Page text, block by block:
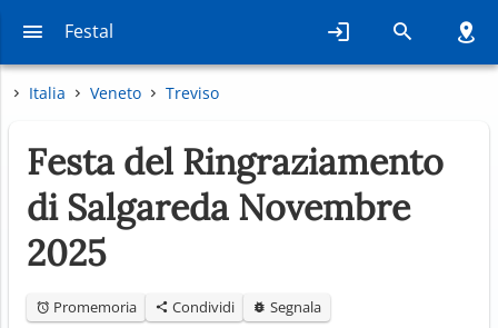
Festal
Italia Veneto Treviso
Festa del Ringraziamento
di Salgareda Novembre
2025
Promemoria Condividi Segnala